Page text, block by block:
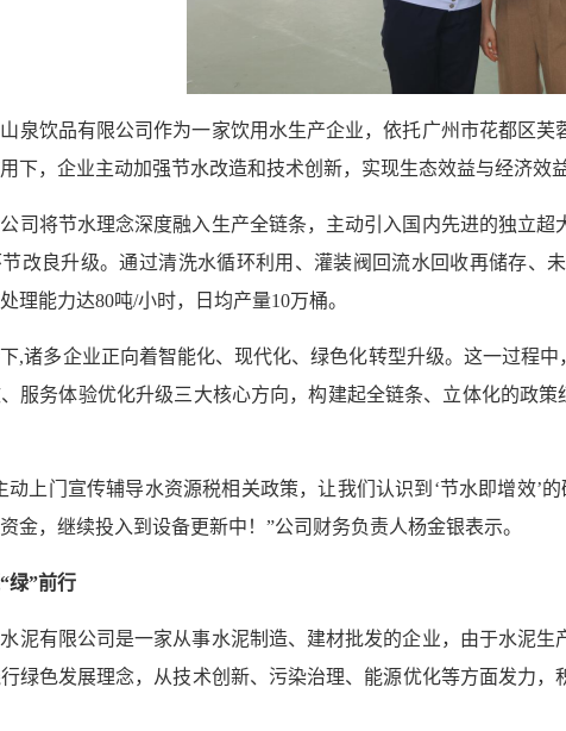
泉饮品有限公司作为一家饮用水生产企业，依托广州市花都区
下，企业主动加强节水改造和技术创新，实现生态效益与经济效益
司将节水理念深度融入生产全链条，主动引入国内先进的独立
改良升级。通过清洗水循环利用、灌装阀回流水回收再储存、
理能力达80吨/小时，日均产量10万桶。
,诸多企业正向着智能化、现代化、绿色化转型升级。这一过程
服务体验优化升级三大核心方向，构建起全链条、立体化的政
动上门宣传辅导水资源税相关政策，让我们认识到‘节水即增效’
金，继续投入到设备更新中！”公司财务负责人杨金银表示。
绿”前行
泥有限公司是一家从事水泥制造、建材批发的企业，由于水泥
绿色发展理念，从技术创新、污染治理、能源优化等方面发力